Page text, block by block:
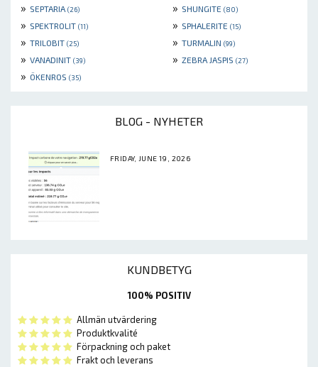
» SEPTARIA (26) » SHUNGITE (80)
» SPEKTROLIT (11) » SPHALERITE (15)
» TRILOBIT (25) » TURMALIN (99)
» VANADINIT (39) » ZEBRA JASPIS (27)
» ÖKENROS (35)
BLOG - NYHETER
FRIDAY, JUNE 19, 2026
KUNDBETYG
100% POSITIV
Allmän utvärdering
Produktkvalité
Förpackning och paket
Frakt och leverans